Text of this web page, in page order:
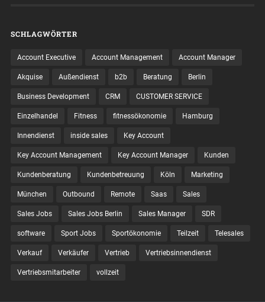
SCHLAGWÖRTER
Account Executive Account Management Account Manager
Akquise Außendienst b2b Beratung Berlin
Business Development CRM CUSTOMER SERVICE
Einzelhandel Fitness fitnessökonomie Hamburg
Innendienst inside sales Key Account
Key Account Management Key Account Manager Kunden
Kundenberatung Kundenbetreuung Köln Marketing
München Outbound Remote Saas Sales
Sales Jobs Sales Jobs Berlin Sales Manager SDR
software Sport Jobs Sportökonomie Teilzeit Telesales
Verkauf Verkäufer Vertrieb Vertriebsinnendienst
Vertriebsmitarbeiter vollzeit